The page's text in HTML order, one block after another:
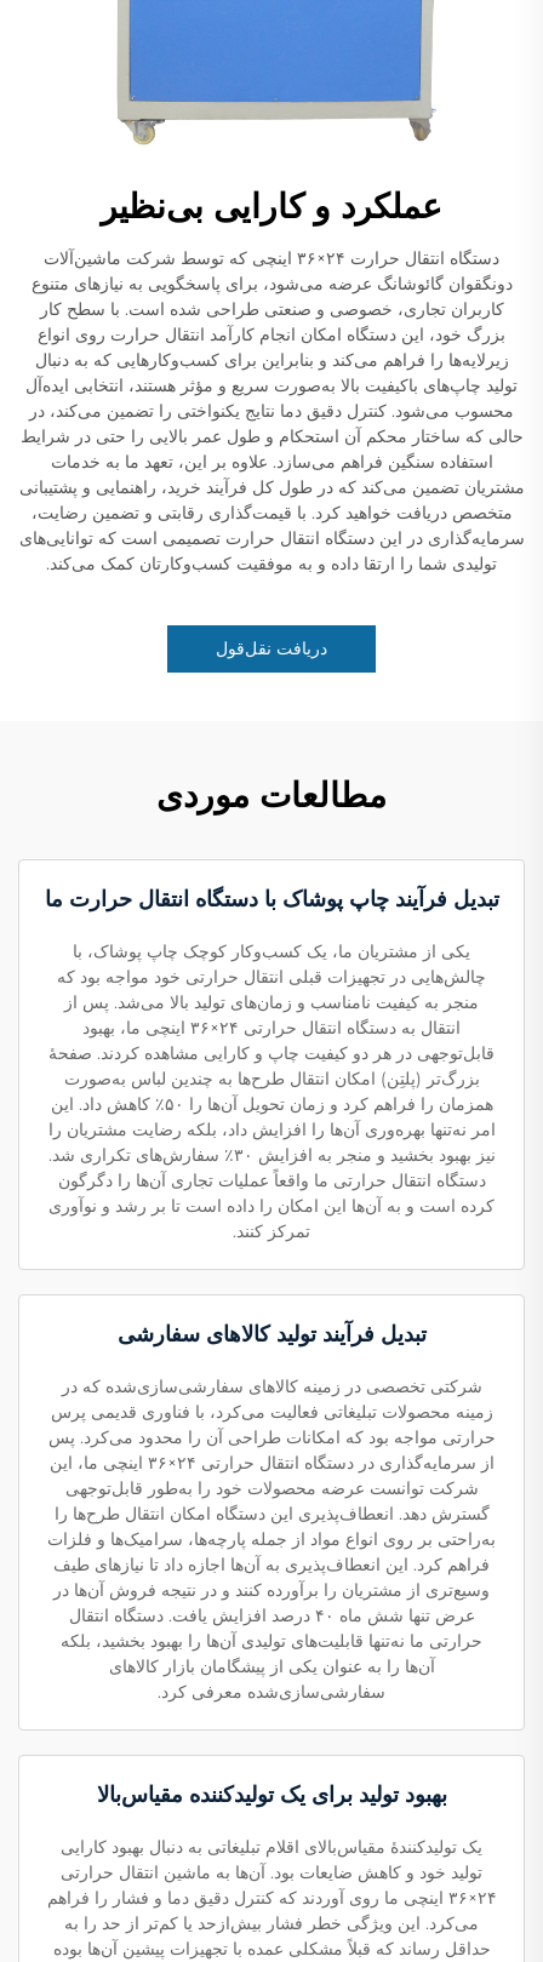
عملکرد و کارایی بی‌نظیر
دستگاه انتقال حرارت ۲۴×۳۶ اینچی که توسط شرکت ماشین‌آلات
دونگقوان گائوشانگ عرضه می‌شود، برای پاسخگویی به نیازهای متنوع
کاربران تجاری، خصوصی و صنعتی طراحی شده است. با سطح کار
بزرگ خود، این دستگاه امکان انجام کارآمد انتقال حرارت روی انواع
زیرلایه‌ها را فراهم می‌کند و بنابراین برای کسب‌وکارهایی که به دنبال
تولید چاپ‌های باکیفیت بالا به‌صورت سریع و مؤثر هستند، انتخابی ایده‌آل
محسوب می‌شود. کنترل دقیق دما نتایج یکنواختی را تضمین می‌کند، در
حالی که ساختار محکم آن استحکام و طول عمر بالایی را حتی در شرایط
استفاده سنگین فراهم می‌سازد. علاوه بر این، تعهد ما به خدمات
مشتریان تضمین می‌کند که در طول کل فرآیند خرید، راهنمایی و پشتیبانی
متخصص دریافت خواهید کرد. با قیمت‌گذاری رقابتی و تضمین رضایت،
سرمایه‌گذاری در این دستگاه انتقال حرارت تصمیمی است که توانایی‌های
تولیدی شما را ارتقا داده و به موفقیت کسب‌وکارتان کمک می‌کند.
دریافت نقل‌قول
مطالعات موردی
تبدیل فرآیند چاپ پوشاک با دستگاه انتقال حرارت ما
یکی از مشتریان ما، یک کسب‌وکار کوچک چاپ پوشاک، با
چالش‌هایی در تجهیزات قبلی انتقال حرارتی خود مواجه بود که
منجر به کیفیت نامناسب و زمان‌های تولید بالا می‌شد. پس از
انتقال به دستگاه انتقال حرارتی ۲۴×۳۶ اینچی ما، بهبود
قابل‌توجهی در هر دو کیفیت چاپ و کارایی مشاهده کردند. صفحهٔ
بزرگ‌تر (پلتِن) امکان انتقال طرح‌ها به چندین لباس به‌صورت
همزمان را فراهم کرد و زمان تحویل آن‌ها را ۵۰٪ کاهش داد. این
امر نه‌تنها بهره‌وری آن‌ها را افزایش داد، بلکه رضایت مشتریان را
نیز بهبود بخشید و منجر به افزایش ۳۰٪ سفارش‌های تکراری شد.
دستگاه انتقال حرارتی ما واقعاً عملیات تجاری آن‌ها را دگرگون
کرده است و به آن‌ها این امکان را داده است تا بر رشد و نوآوری
تمرکز کنند.
تبدیل فرآیند تولید کالاهای سفارشی
شرکتی تخصصی در زمینه کالاهای سفارشی‌سازی‌شده که در
زمینه محصولات تبلیغاتی فعالیت می‌کرد، با فناوری قدیمی پرس
حرارتی مواجه بود که امکانات طراحی آن را محدود می‌کرد. پس
از سرمایه‌گذاری در دستگاه انتقال حرارتی ۲۴×۳۶ اینچی ما، این
شرکت توانست عرضه محصولات خود را به‌طور قابل‌توجهی
گسترش دهد. انعطاف‌پذیری این دستگاه امکان انتقال طرح‌ها را
به‌راحتی بر روی انواع مواد از جمله پارچه‌ها، سرامیک‌ها و فلزات
فراهم کرد. این انعطاف‌پذیری به آن‌ها اجازه داد تا نیازهای طیف
وسیع‌تری از مشتریان را برآورده کنند و در نتیجه فروش آن‌ها در
عرض تنها شش ماه ۴۰ درصد افزایش یافت. دستگاه انتقال
حرارتی ما نه‌تنها قابلیت‌های تولیدی آن‌ها را بهبود بخشید، بلکه
آن‌ها را به عنوان یکی از پیشگامان بازار کالاهای
سفارشی‌سازی‌شده معرفی کرد.
بهبود تولید برای یک تولیدکننده مقیاس‌بالا
یک تولیدکنندهٔ مقیاس‌بالای اقلام تبلیغاتی به دنبال بهبود کارایی
تولید خود و کاهش ضایعات بود. آن‌ها به ماشین انتقال حرارتی
۲۴×۳۶ اینچی ما روی آوردند که کنترل دقیق دما و فشار را فراهم
می‌کرد. این ویژگی خطر فشار بیش‌ازحد یا کم‌تر از حد را به
حداقل رساند که قبلاً مشکلی عمده با تجهیزات پیشین آن‌ها بوده